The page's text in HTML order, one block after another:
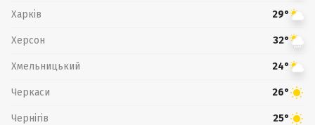
Харків 29°
Херсон 32°
Хмельницький 24°
Черкаси 26°
Чернігів 25°